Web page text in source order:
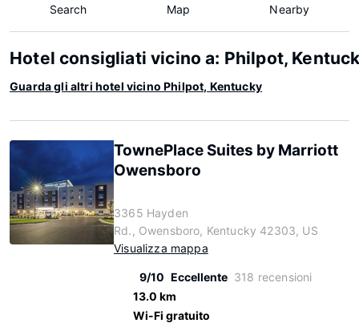
Search Map Nearby
Hotel consigliati vicino a: Philpot,
Guarda gli altri hotel vicino Philpot, Kentucky
TownePlace Suites by Marriott
Owensboro
3365 Hayden
Rd., Owensboro, Kentucky 42303, US
Visualizza mappa
9/10 Eccellente 318 recensioni
13.0 km
Wi-Fi gratuito